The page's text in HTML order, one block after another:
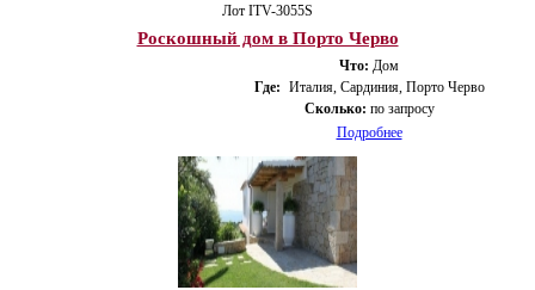
Лот ITV-3055S
Роскошный дом в Порто Черво
Что: Дом
Где: Италия, Сардиния, Порто Черво
Сколько: по запросу
Подробнее